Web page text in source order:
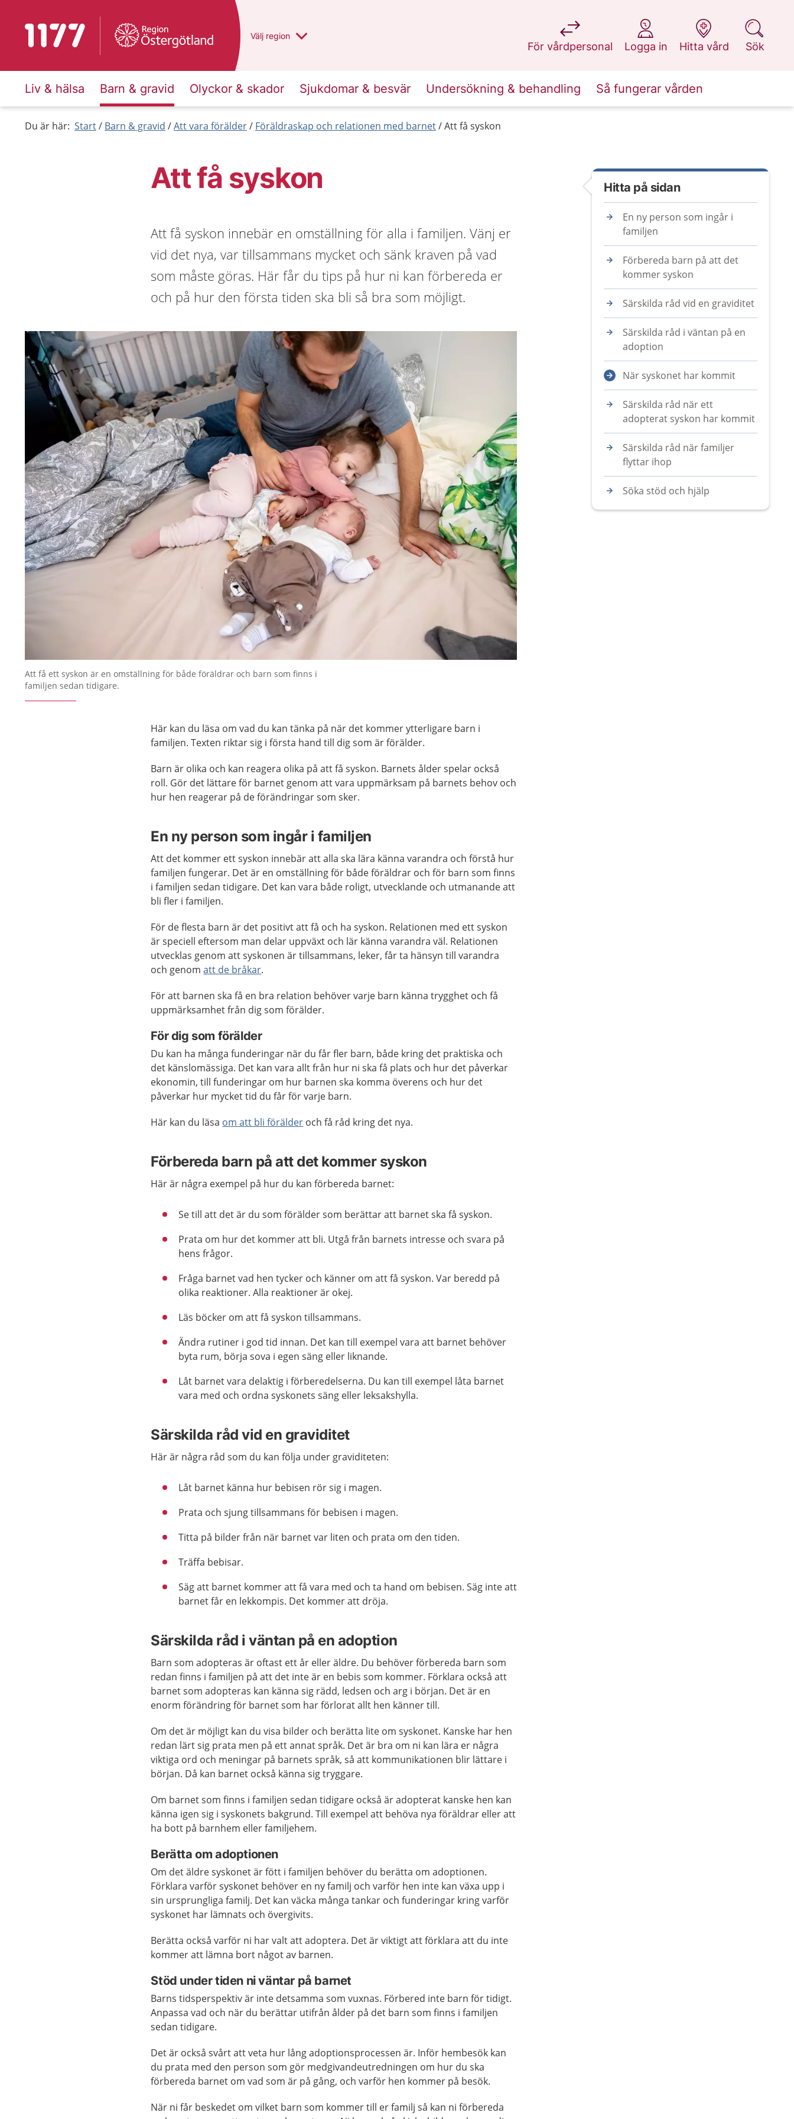
Till startsidan för 1177 Du har valt region
Välj en annan
region
För vårdpersonal
på 1177.se
Logga in
på 1177.se
Hitta vård
på 1177.se
Sök
på 1177.se
Liv & hälsa Barn & gravid Olyckor & skador Sjukdomar & besvär Undersökning & behandling Så fungerar vården
Du är här: Start Barn & gravid Att vara förälder Föräldraskap och relationen med barnet Att få syskon
Att få syskon
Att få syskon innebär en omställning för alla i familjen. Vänj er
vid det nya, var tillsammans mycket och sänk kraven på vad
som måste göras. Här får du tips på hur ni kan förbereda er
och på hur den första tiden ska bli så bra som möjligt.
Att få ett syskon är en omställning för både föräldrar och barn som finns i
familjen sedan tidigare.
Här kan du läsa om vad du kan tänka på när det kommer ytterligare barn i
familjen. Texten riktar sig i första hand till dig som är förälder.
Barn är olika och kan reagera olika på att få syskon. Barnets ålder spelar också
roll. Gör det lättare för barnet genom att vara uppmärksam på barnets behov och
hur hen reagerar på de förändringar som sker.
En ny person som ingår i familjen
Att det kommer ett syskon innebär att alla ska lära känna varandra och förstå hur
familjen fungerar. Det är en omställning för både föräldrar och för barn som finns
i familjen sedan tidigare. Det kan vara både roligt, utvecklande och utmanande att
bli fler i familjen.
För de flesta barn är det positivt att få och ha syskon. Relationen med ett syskon
är speciell eftersom man delar uppväxt och lär känna varandra väl. Relationen
utvecklas genom att syskonen är tillsammans, leker, får ta hänsyn till varandra
och genomatt de bråkar.
För att barnen ska få en bra relation behöver varje barn känna trygghet och få
uppmärksamhet från dig som förälder.
För dig som förälder
Du kan ha många funderingar när du får fler barn, både kring det praktiska och
det känslomässiga. Det kan vara allt från hur ni ska få plats och hur det påverkar
ekonomin, till funderingar om hur barnen ska komma överens och hur det
påverkar hur mycket tid du får för varje barn.
Här kan du läsa om att bli förälder och få råd kring det nya.
Förbereda barn på att det kommer syskon
Här är några exempel på hur du kan förbereda barnet:
Se till att det är du som förälder som berättar att barnet ska få syskon.
Prata om hur det kommer att bli. Utgå från barnets intresse och svara på
hens frågor.
Fråga barnet vad hen tycker och känner om att få syskon. Var beredd på
olika reaktioner. Alla reaktioner är okej.
Läs böcker om att få syskon tillsammans.
Ändra rutiner i god tid innan. Det kan till exempel vara att barnet behöver
byta rum, börja sova i egen säng eller liknande.
Låt barnet vara delaktig i förberedelserna. Du kan till exempel låta barnet
vara med och ordna syskonets säng eller leksakshylla.
Särskilda råd vid en graviditet
Här är några råd som du kan följa under graviditeten:
Låt barnet känna hur bebisen rör sig i magen.
Prata och sjung tillsammans för bebisen i magen.
Titta på bilder från när barnet var liten och prata om den tiden.
Träffa bebisar.
Säg att barnet kommer att få vara med och ta hand om bebisen. Säg inte att
barnet får en lekkompis. Det kommer att dröja.
Särskilda råd i väntan på en adoption
Barn som adopteras är oftast ett år eller äldre. Du behöver förbereda barn som
redan finns i familjen på att det inte är en bebis som kommer. Förklara också att
barnet som adopteras kan känna sig rädd, ledsen och arg i början. Det är en
enorm förändring för barnet som har förlorat allt hen känner till.
Om det är möjligt kan du visa bilder och berätta lite om syskonet. Kanske har hen
redan lärt sig prata men på ett annat språk. Det är bra om ni kan lära er några
viktiga ord och meningar på barnets språk, så att kommunikationen blir lättare i
början. Då kan barnet också känna sig tryggare.
Om barnet som finns i familjen sedan tidigare också är adopterat kanske hen kan
känna igen sig i syskonets bakgrund. Till exempel att behöva nya föräldrar eller att
ha bott på barnhem eller familjehem.
Berätta om adoptionen
Om det äldre syskonet är fött i familjen behöver du berätta om adoptionen.
Förklara varför syskonet behöver en ny familj och varför hen inte kan växa upp i
sin ursprungliga familj. Det kan väcka många tankar och funderingar kring varför
syskonet har lämnats och övergivits.
Berätta också varför ni har valt att adoptera. Det är viktigt att förklara att du inte
kommer att lämna bort något av barnen.
Stöd under tiden ni väntar på barnet
Barns tidsperspektiv är inte detsamma som vuxnas. Förbered inte barn för tidigt.
Anpassa vad och när du berättar utifrån ålder på det barn som finns i familjen
sedan tidigare.
Det är också svårt att veta hur lång adoptionsprocessen är. Inför hembesök kan
du prata med den person som gör medgivandeutredningen om hur du ska
förbereda barnet om vad som är på gång, och varför hen kommer på besök.
När ni får beskedet om vilket barn som kommer till er familj så kan ni förbereda
Hitta på sidan
En ny person som ingår i
familjen
Förbereda barn på att det
kommer syskon
Särskilda råd vid en graviditet
Särskilda råd i väntan på en
adoption
När syskonet har kommit
Särskilda råd när ett
adopterat syskon har kommit
Särskilda råd när familjer
flyttar ihop
Söka stöd och hjälp